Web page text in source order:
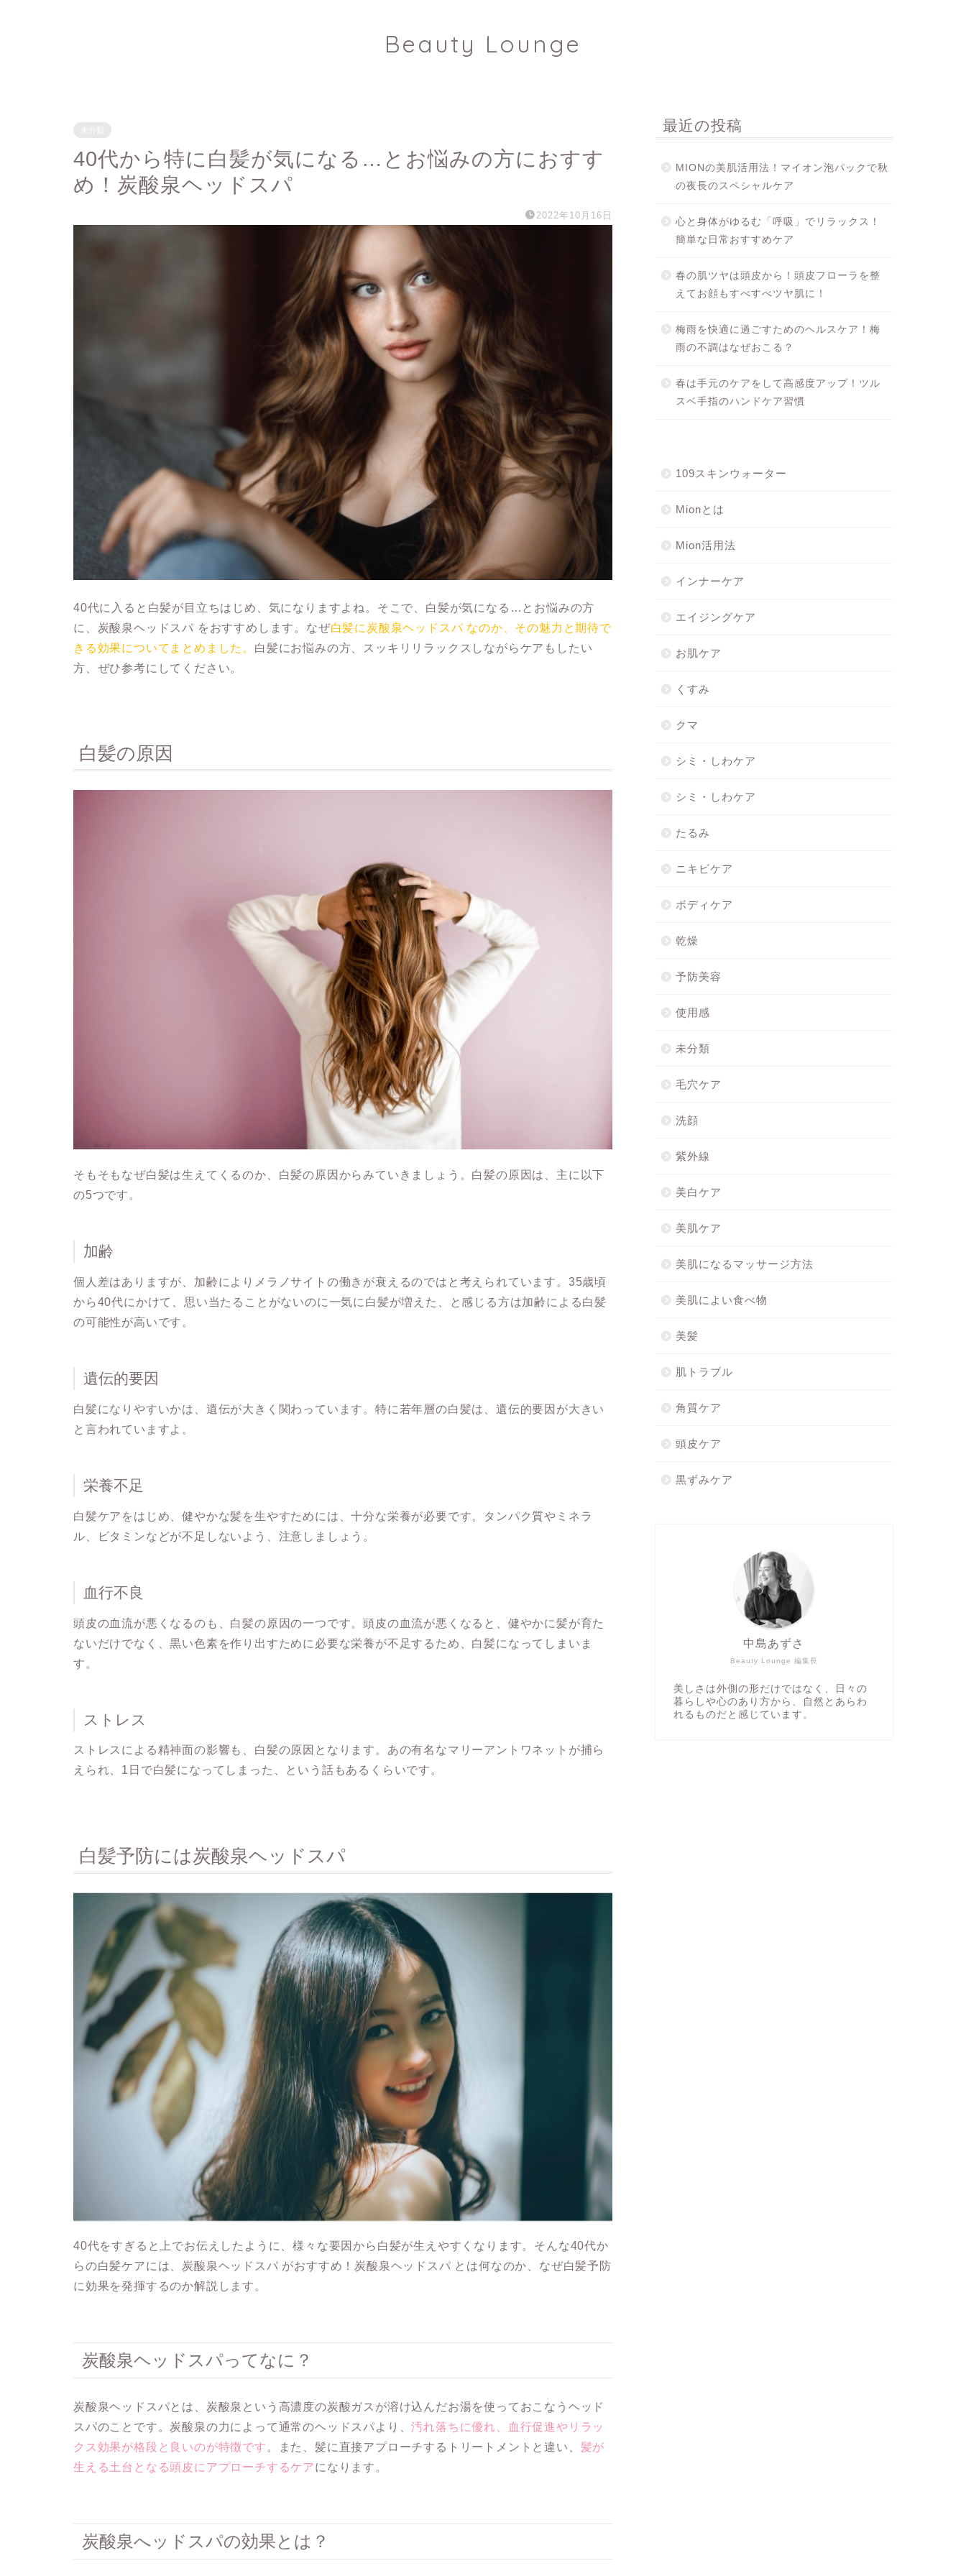
Beauty Lounge
40代から特に白髪が気になる…とお悩みの方におすす
め！炭酸泉ヘッドスパ
2022年10月16日
40代に入ると白髪が目立ちはじめ、気になりますよね。そこで、白髪が気になる…とお悩みの方
に、炭酸泉ヘッドスパ をおすすめします。なぜ白髪に炭酸泉ヘッドスパ なのか、その魅力と期待で
きる効果についてまとめました。 白髪にお悩みの方、スッキリリラックスしながらケアもしたい
方、ぜひ参考にしてください。
白髪の原因
そもそもなぜ白髪は生えてくるのか、白髪の原因からみていきましょう。白髪の原因は、主に以下
の5つです。
加齢
個人差はありますが、加齢によりメラノサイトの働きが衰えるのではと考えられています。35歳頃
から40代にかけて、思い当たることがないのに一気に白髪が増えた、と感じる方は加齢による白髪
の可能性が高いです。
遺伝的要因
白髪になりやすいかは、遺伝が大きく関わっています。特に若年層の白髪は、遺伝的要因が大きい
と言われていますよ。
栄養不足
白髪ケアをはじめ、健やかな髪を生やすためには、十分な栄養が必要です。タンパク質やミネラ
ル、ビタミンなどが不足しないよう、注意しましょう。
血行不良
頭皮の血流が悪くなるのも、白髪の原因の一つです。頭皮の血流が悪くなると、健やかに髪が育た
ないだけでなく、黒い色素を作り出すために必要な栄養が不足するため、白髪になってしまいま
す。
ストレス
ストレスによる精神面の影響も、白髪の原因となります。あの有名なマリーアントワネットが捕ら
えられ、1日で白髪になってしまった、という話もあるくらいです。
白髪予防には炭酸泉ヘッドスパ
40代をすぎると上でお伝えしたように、様々な要因から白髪が生えやすくなります。そんな40代か
らの白髪ケアには、炭酸泉ヘッドスパ がおすすめ！炭酸泉ヘッドスパ とは何なのか、なぜ白髪予防
に効果を発揮するのか解説します。
炭酸泉ヘッドスパってなに？
炭酸泉ヘッドスパとは、炭酸泉という高濃度の炭酸ガスが溶け込んだお湯を使っておこなうヘッド
スパのことです。炭酸泉の力によって通常のヘッドスパより、汚れ落ちに優れ、血行促進やリラッ
クス効果が格段と良いのが特徴です 。また、髪に直接アプローチするトリートメントと違い、 髪が
生える土台となる頭皮にアプローチするケアになります。
炭酸泉へッドスパの効果とは？
最近の投稿
MIONの美肌活用法！マイオン泡パックで秋
の夜長のスペシャルケア
心と身体がゆるむ「呼吸」でリラックス！
簡単な日常おすすめケア
春の肌ツヤは頭皮から！頭皮フローラを整
えてお顔もすべすべツヤ肌に！
梅雨を快適に過ごすためのヘルスケア！梅
雨の不調はなぜおこる？
春は手元のケアをして高感度アップ！ツル
スベ手指のハンドケア習慣
109スキンウォーター
Mionとは
Mion活用法
インナーケア
エイジングケア
お肌ケア
くすみ
クマ
シミ・しわケア
シミ・しわケア
たるみ
ニキビケア
ボディケア
乾燥
予防美容
使用感
未分類
毛穴ケア
洗顔
紫外線
美白ケア
美肌ケア
美肌になるマッサージ方法
美肌によい食べ物
美髪
肌トラブル
角質ケア
頭皮ケア
黒ずみケア
Beauty Lounge 編集長
中島あずさ
美しさは外側の形だけではなく、日々の
暮らしや心のあり方から、自然とあらわ
れるものだと感じています。